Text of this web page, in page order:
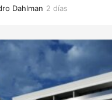
Dahlman 2 días
a
s